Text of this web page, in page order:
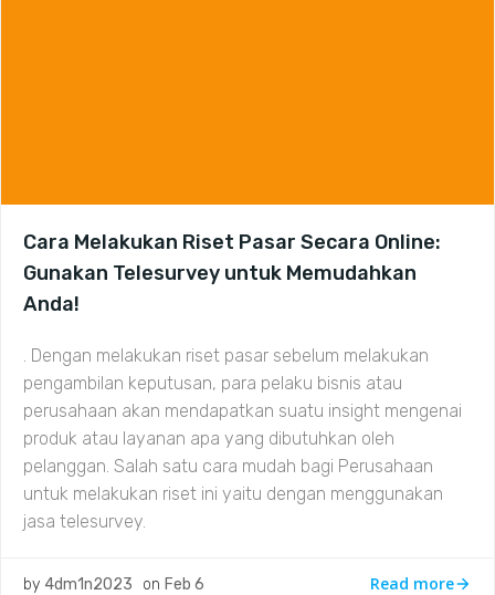
Cara Melakukan Riset Pasar Secara Online:
Gunakan Telesurvey untuk Memudahkan
Anda!
. Dengan melakukan riset pasar sebelum melakukan
pengambilan keputusan, para pelaku bisnis atau
perusahaan akan mendapatkan suatu insight mengenai
produk atau layanan apa yang dibutuhkan oleh
pelanggan. Salah satu cara mudah bagi Perusahaan
untuk melakukan riset ini yaitu dengan menggunakan
jasa telesurvey.
by 4dm1n2023 on Feb 6 Read more